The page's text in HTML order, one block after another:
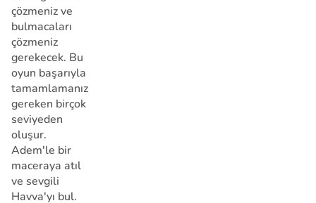
çözmeniz ve
bulmacaları
çözmeniz
gerekecek. Bu
oyun başarıyla
tamamlamanız
gereken birçok
seviyeden
oluşur.
Adem'le bir
maceraya atıl
ve sevgili
Havva'yı bul.